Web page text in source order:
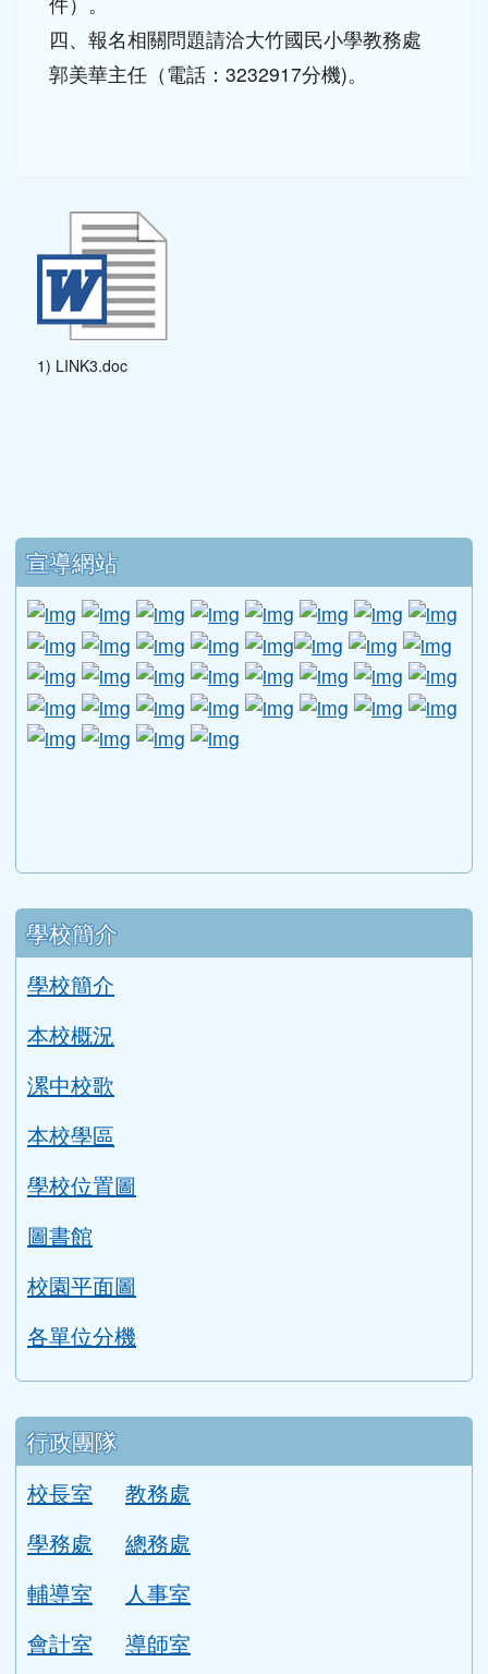
必報名參加比賽（受補助學校名冊如附
件）。
四、報名相關問題請洽大竹國民小學教務處
下中區域內容
宣導網站
link to http://www.guide.edu.tw/
link to http://www.csptc.gov.tw/ \
link to http://enc.moe.edu.tw/ \
link to https://
link to https://
link to https://
link to
link to http://edufund.cyut.edu.tw \
link to http://link to https://www.ptskids.tw/ \
link to http://link to http://
link to http://
link tolink
link to http://1950.tycg.gov.tw/ \
link to http://www.e-quit.org/ \
link to http://www.hpa.gov.tw/
link to http://link to http://goo.gl/
link to http://
link to
link to http://www.2017twccprcescr.tw/
link to http://http://ifi.immigration.gov.tw/
link to https://i.win.org.tw/iWIN/
左邊區域內容
學校簡介
學校簡介
本校概況
漯中校歌
本校學區
學校位置圖
圖書館
校園平面圖
各單位分機
行政團隊
校長室
教務處
學務處
總務處
輔導室
人事室